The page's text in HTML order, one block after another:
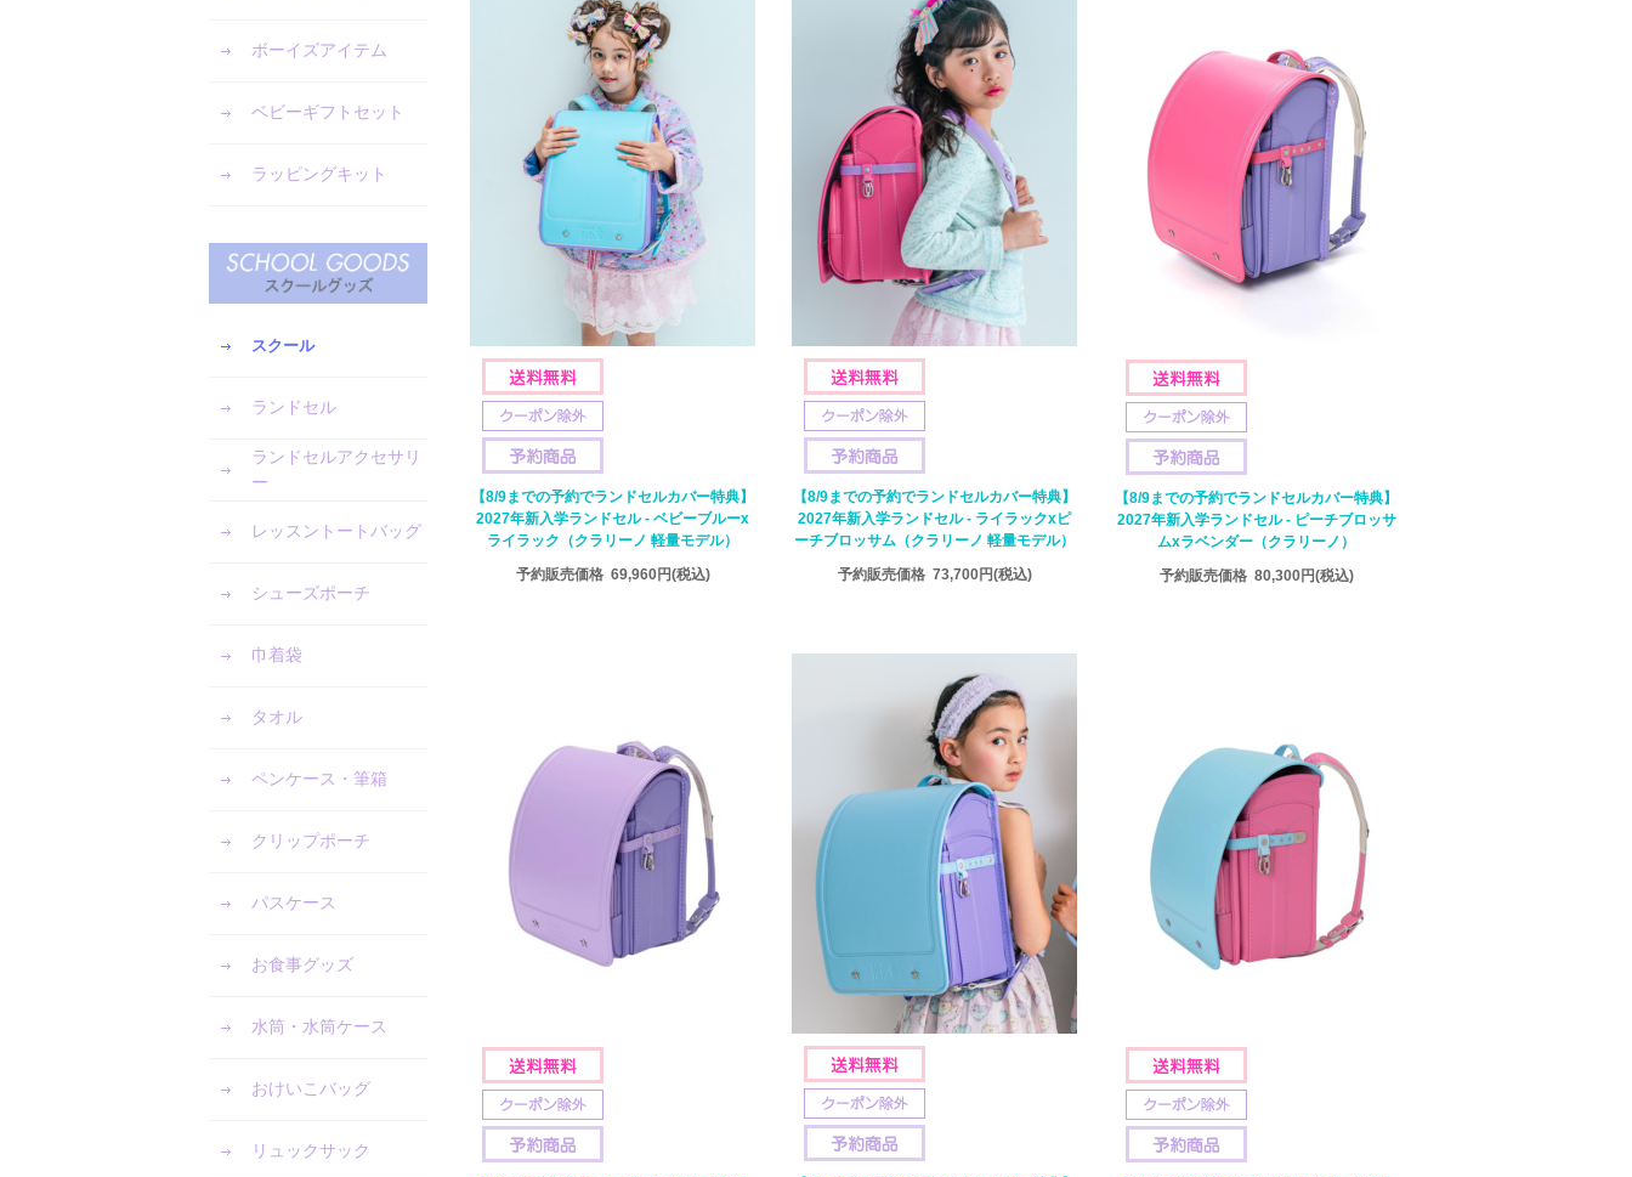
ボーイズアイテム
ベビーギフトセット
ラッピングキット
スクール
ランドセル
ランドセルアクセサリ
ー
レッスントートバッグ
シューズポーチ
巾着袋
タオル
ペンケース・筆箱
クリップポーチ
パスケース
お食事グッズ
水筒・水筒ケース
おけいこバッグ
リュックサック
【8/9までの予約でランドセルカバー特典】
2027年新入学ランドセル - ベビーブルーx
ライラック（クラリーノ 軽量モデル）
予約販売価格 69,960円(税込)
【8/9までの予約でランドセルカバー特典】
2027年新入学ランドセル - ライラックxピ
ーチブロッサム（クラリーノ 軽量モデル）
予約販売価格 73,700円(税込)
【8/9までの予約でランドセルカバー特典】
2027年新入学ランドセル - ピーチブロッサ
ムxラベンダー（クラリーノ）
予約販売価格 80,300円(税込)